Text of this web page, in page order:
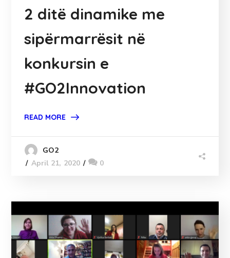
2 ditë dinamike me
sipërmarrësit në
konkursin e
#GO2Innovation
READ MORE
GO2
April 21, 2020
0